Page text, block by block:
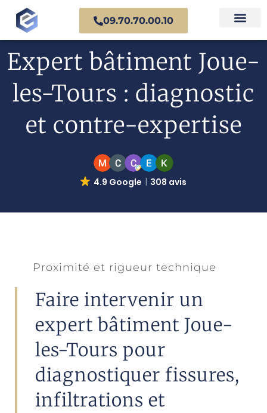
09.70.70.00.10
Expert bâtiment Joue-
les-Tours : diagnostic
et contre-expertise
4.9 Google 308 avis
Proximité et rigueur technique
Faire intervenir un
expert bâtiment Joue-
les-Tours pour
diagnostiquer fissures,
infiltrations et